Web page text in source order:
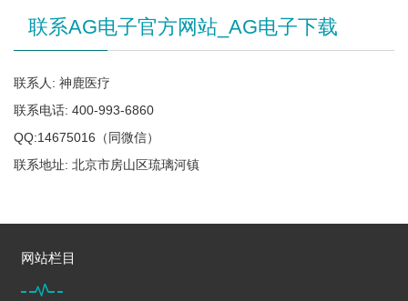
联系AG电子官方网站_AG电子下载
联系人: 神鹿医疗
联系电话: 400-993-6860
QQ:14675016（同微信）
联系地址: 北京市房山区琉璃河镇
网站栏目